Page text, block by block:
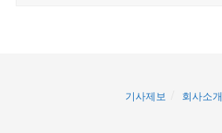
기사제보 회사소개